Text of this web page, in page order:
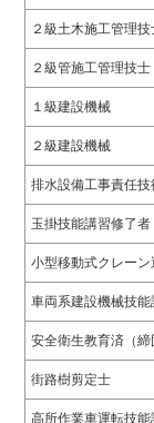
２級土木施工管理技
２級管施工管理技士
１級建設機械
２級建設機械
排水設備工事責任技
玉掛技能講習修了者
小型移動式クレー
車両系建設機械技
安全衛生教育済（締
街路樹剪定士
高所作業車運転技能